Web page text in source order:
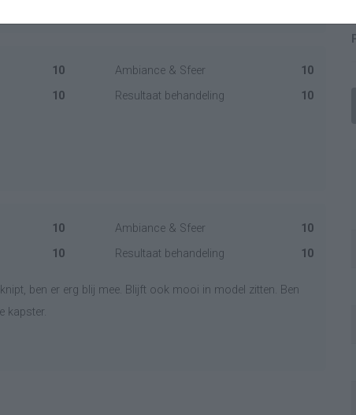
10 Ambiance & Sfeer
10
10 Resultaat behandeling 10
10 Ambiance & Sfeer
10
10 Resultaat behandeling 10
ben er erg blij mee. Blijft ook mooi in model zitten. Ben
kapster.